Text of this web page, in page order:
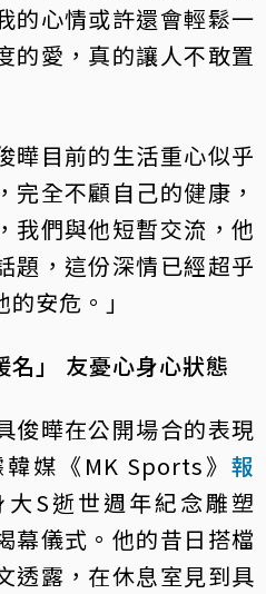
的心情或許還會輕鬆一
的愛，真的讓人不敢置
曄目前的生活重心似乎
完全不顧自己的健康，
我們與他短暫交流，他
題，這份深情已經超乎
安危。」
名」 友憂心身心狀態
俊曄在公開場合的表現
媒《MK Sports》 報
大S逝世週年紀念雕塑
幕儀式。他的昔日搭檔
透露，在休息室見到具